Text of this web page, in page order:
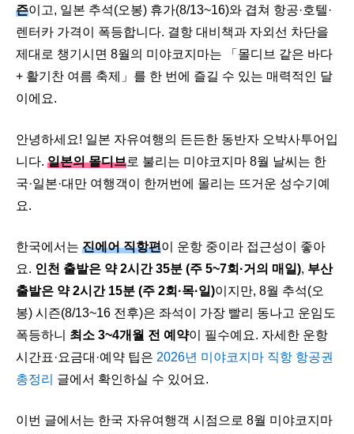
즌이고, 일본 추석(오봉) 휴가(8/13~16)와 겹쳐 항공·호텔·
렌터카 가격이 폭등합니다. 결항 대비책과 자외선 차단을
제대로 챙기시면 8월의 미야코지마는 「몰디브 같은 바다
+ 활기찬 여름 축제」를 한 번에 즐길 수 있는 매력적인 달
이에요.
안녕하세요! 일본 자유여행의 든든한 동반자 오박사투어입
니다. 일본의 몰디브로 불리는 미야코지마 8월 날씨는 한
국·일본·대만 여행객이 한꺼번에 몰리는 뜨거운 성수기예
요.
한국에서는 진에어 직항편이 운항 중이라 접근성이 좋아
요. 인천 출발은 약 2시간 35분 (주 5~7회·거의 매일), 부산
출발은 약 2시간 15분 (주 2회·목·일)이지만, 8월 추석(오
봉) 시즌(8/13~16 전후)은 좌석이 가장 빨리 동나고 운임도
폭등하니 최소 3~4개월 전 예약이 필수예요. 자세한 운항
시간표·요금대·예약 팁은 2026년 미야코지마 직항 항공권
총정리 글에서 확인하실 수 있어요.
이번 글에서는 한국 자유여행객 시점으로 8월 미야코지마